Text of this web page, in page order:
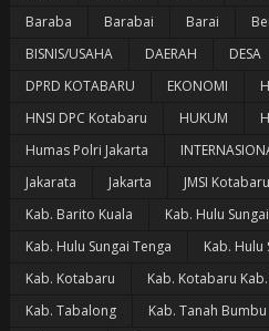
Baraba
Barabai Barai
BISNIS/USAHA
DAERAH DESA
DPRD KOTABARU
EKONOMI
HNSI DPC Kotabaru
HUKUM
Humas Polri Jakarta
Jakarata
Jakarta JMSI Kotabaru
Kab. Barito Kuala
Kab. Hulu Sungai
Kab. Hulu Sungai Tenga
Kab. Hulu
Kab. Kotabaru
Kab. Kotabaru
Kab. Tabalong
Kab. Tanah Bumbu